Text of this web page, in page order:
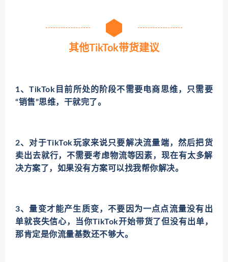
其他TikTok带货建议
1、TikTok目前所处的阶段不需要电商思维，只需要
“销售”思维，干就完了。
2、对于TikTok玩家来说只要解决流量端，然后把货
卖出去就行，不需要考虑物流等因素，现在有太多解
决方案了，如果没有方案可以找我帮你解决。
3、量变才能产生质变，不要因为一点点流量没有出
单就丧失信心，当你TikTok开始带货了但没有出单，
那肯定是你流量基数还不够大。